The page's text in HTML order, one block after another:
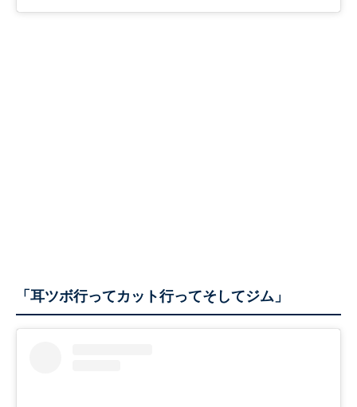
「耳ツボ行ってカット行ってそしてジム」